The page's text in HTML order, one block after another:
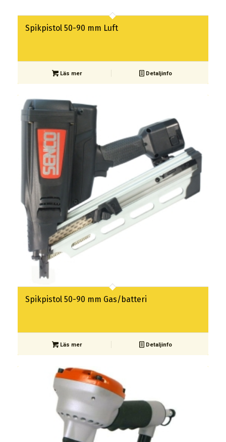
Spikpistol 50-90 mm Luft
Läs mer Detaljinfo
Spikpistol 50-90 mm Gas/batteri
Läs mer Detaljinfo